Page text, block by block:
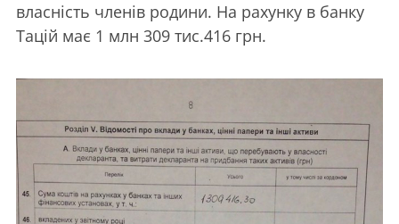
власність членів родини. На рахунку в банку
Тацій має 1 млн 309 тис.416 грн.